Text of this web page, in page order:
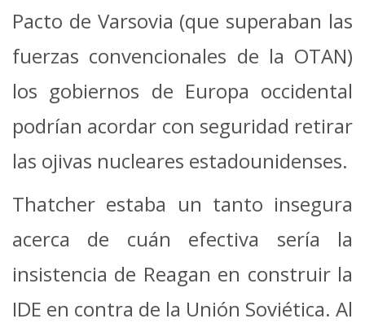
Pacto de Varsovia (que superaban las
fuerzas convencionales de la OTAN)
los gobiernos de Europa occidental
podrían acordar con seguridad retirar
las ojivas nucleares estadounidenses.
Thatcher estaba un tanto insegura
acerca de cuán efectiva sería la
insistencia de Reagan en construir la
IDE en contra de la Unión Soviética. Al